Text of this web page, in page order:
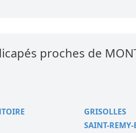
proches de
GRISOLLES
SAINT-